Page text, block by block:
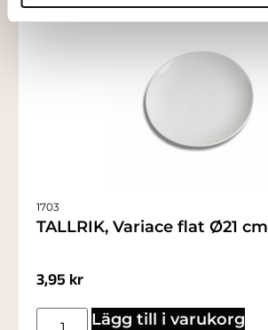
1703
TALLRIK, Variace flat Ø21 cm
3,95 kr
Lägg till i varukorg